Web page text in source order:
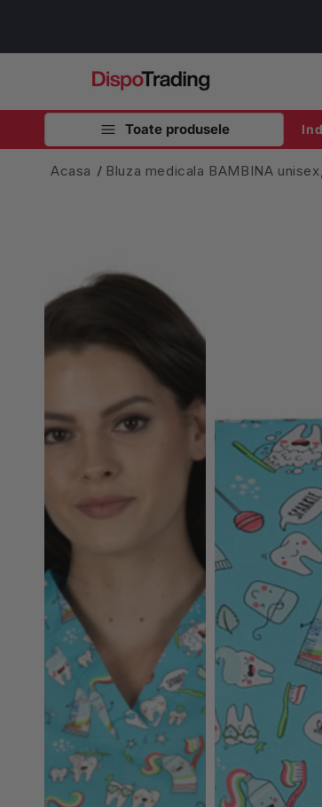
Toate produsele
Acasa Bluza medicala BAMBINA